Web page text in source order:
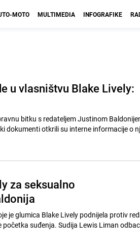
MOTO MULTIMEDIA INFOGRAFIKE
u vlasništvu Blake Lively:
bitku s redateljem Justinom
dokumenti otkrili su interne informacije o
za seksualno
je glumica Blake Lively podnijela protiv
suđenja. Sudija Lewis Liman